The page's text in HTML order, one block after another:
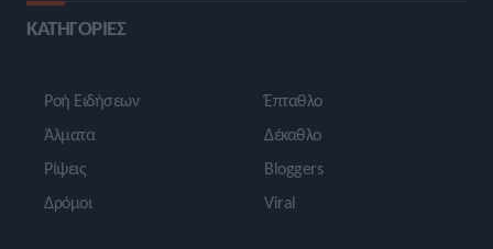
ΚΑΤΗΓΟΡΙΕΣ
Ροή Ειδήσεων
Άλματα
Ρίψεις
Δρόμοι
Έπταθλο
Δέκαθλο
Bloggers
Viral